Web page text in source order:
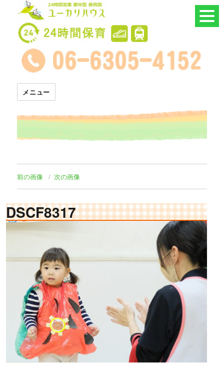
24時間託児所 ユーカリハウス
メニュー
前の画像 次の画像
DSCF8317